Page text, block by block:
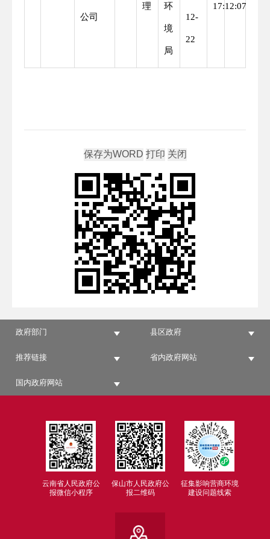
公司
理 环
境
局
12-
22
17:12:07
政府部门 县区政府
推荐链接 省内政府网站
国内政府网站
云南省人民政府公
报微信小程序
保山市人民政府公
报二维码
征集影响营商环境
建设问题线索